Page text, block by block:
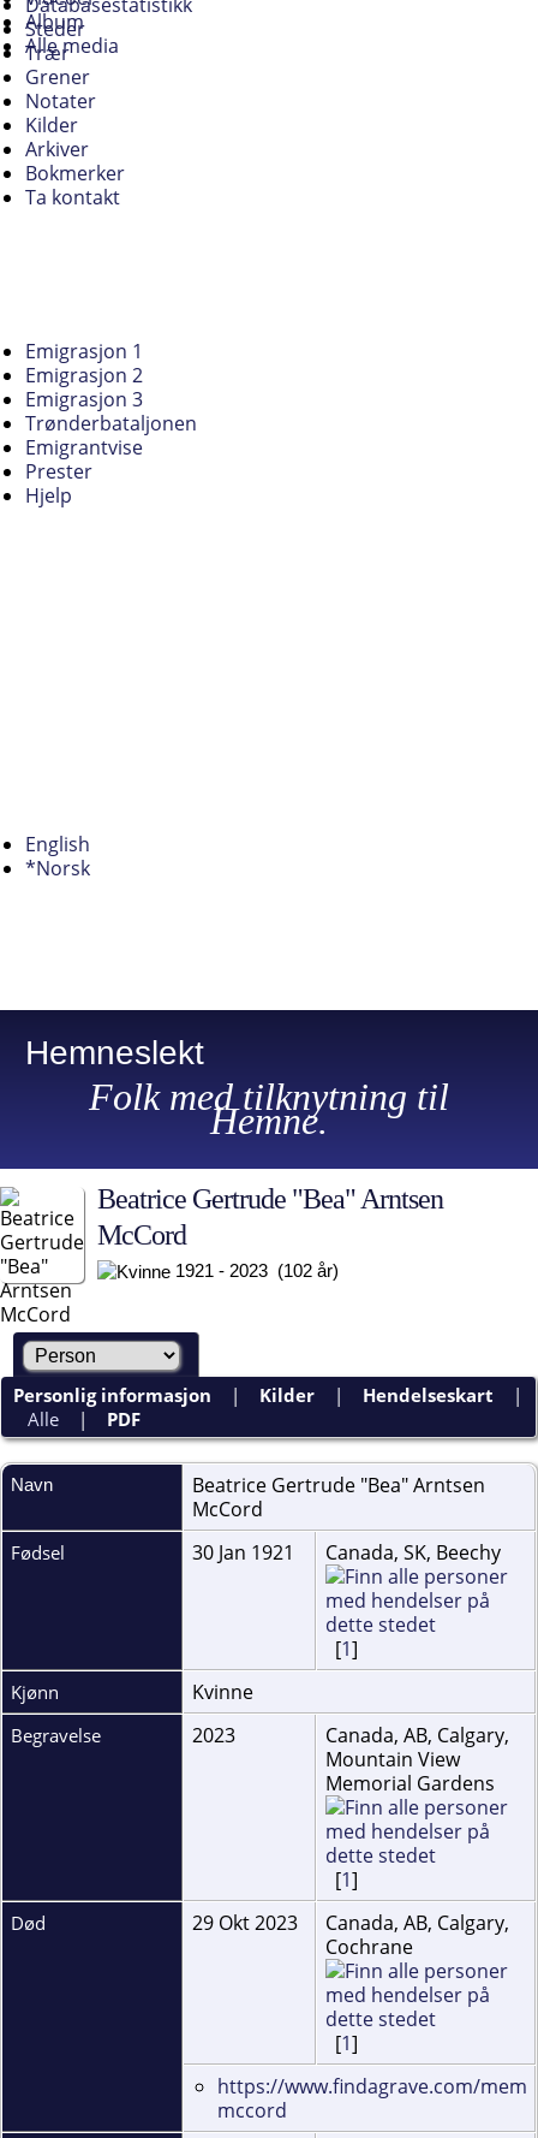
Album
Alle media
Steder
Trær
Grener
Notater
Kilder
Arkiver
Bokmerker
Ta kontakt
Emigrasjon 1
Emigrasjon 2
Emigrasjon 3
Trønderbataljonen
Emigrantvise
Prester
Hjelp
English
*Norsk
Hemneslekt
Folk med tilknytning til
Hemne.
Beatrice Gertrude "Bea" Arntsen
McCord
1921 - 2023 (102 år)
Personlig informasjon | Kilder | Hendelseskart |
Alle | PDF
Navn
Beatrice Gertrude "Bea" Arntsen
McCord
Fødsel 30 Jan 1921 Canada, SK, Beechy
[1]
Kjønn Kvinne
Begravelse 2023
Canada, AB, Calgary,
Mountain View
Memorial Gardens
[1]
Død 29 Okt 2023
Canada, AB, Calgary,
Cochrane
[1]
https://www.findagrave.com/
mccord